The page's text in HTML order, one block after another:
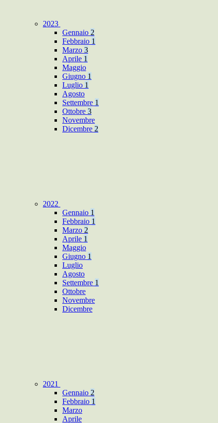
2023
Gennaio 2
Febbraio 1
Marzo 3
Aprile 1
Maggio
Giugno 1
Luglio 1
Agosto
Settembre 1
Ottobre 3
Novembre
Dicembre 2
2022
Gennaio 1
Febbraio 1
Marzo 2
Aprile 1
Maggio
Giugno 1
Luglio
Agosto
Settembre 1
Ottobre
Novembre
Dicembre
2021
Gennaio 2
Febbraio 1
Marzo
Aprile